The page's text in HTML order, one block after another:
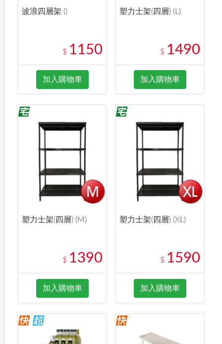
波浪四層架 ()
$ 1150
加入購物車
塑力士架(四層) (L)
$ 1490
加入購物車
塑力士架(四層) (M)
$ 1390
加入購物車
塑力士架(四層) (XL)
$ 1590
加入購物車